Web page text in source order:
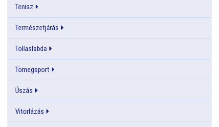
Tenisz
Természetjárás
Tollaslabda
Tömegsport
Úszás
Vitorlázás